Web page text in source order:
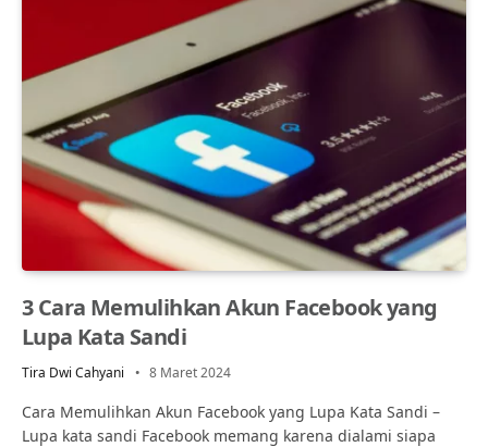
3 Cara Memulihkan Akun Facebook yang
Lupa Kata Sandi
Tira Dwi Cahyani 8 Maret 2024
Cara Memulihkan Akun Facebook yang Lupa Kata Sandi –
Lupa kata sandi Facebook memang karena dialami siapa